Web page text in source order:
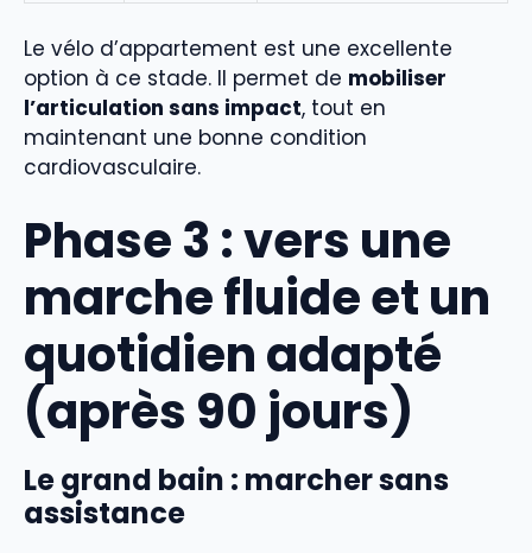
Le vélo d’appartement est une excellente
option à ce stade. Il permet de mobiliser
l’articulation sans impact, tout en
maintenant une bonne condition
cardiovasculaire.
Phase 3 : vers une
marche fluide et un
quotidien adapté
(après 90 jours)
Le grand bain : marcher sans
assistance